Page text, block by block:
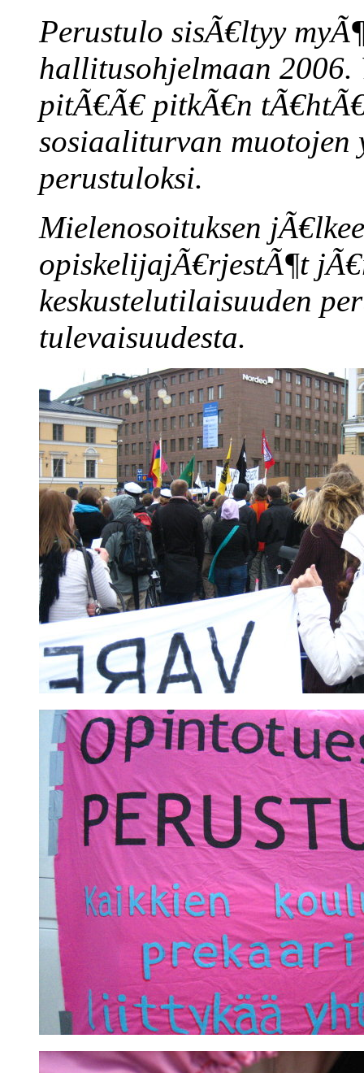
Perustulo sisÃ€ltyy
hallitusohjelmaan
pitÃ€Ã€ pitkÃ€n
sosiaaliturvan muotojen
perustuloksi.
Mielenosoituksen
opiskelijajÃ€rjestÃ¶t
keskustelutilaisuuden
tulevaisuudesta.